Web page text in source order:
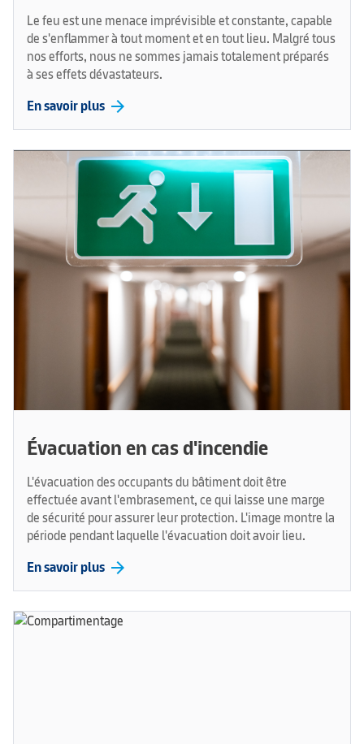
Le feu est une menace imprévisible et constante, capable
de s'enflammer à tout moment et en tout lieu. Malgré tous
nos efforts, nous ne sommes jamais totalement préparés
à ses effets dévastateurs.
En savoir plus arrow_forward
Évacuation en cas d'incendie
L'évacuation des occupants du bâtiment doit être
effectuée avant l'embrasement, ce qui laisse une marge
de sécurité pour assurer leur protection. L'image montre la
période pendant laquelle l'évacuation doit avoir lieu.
En savoir plus arrow_forward